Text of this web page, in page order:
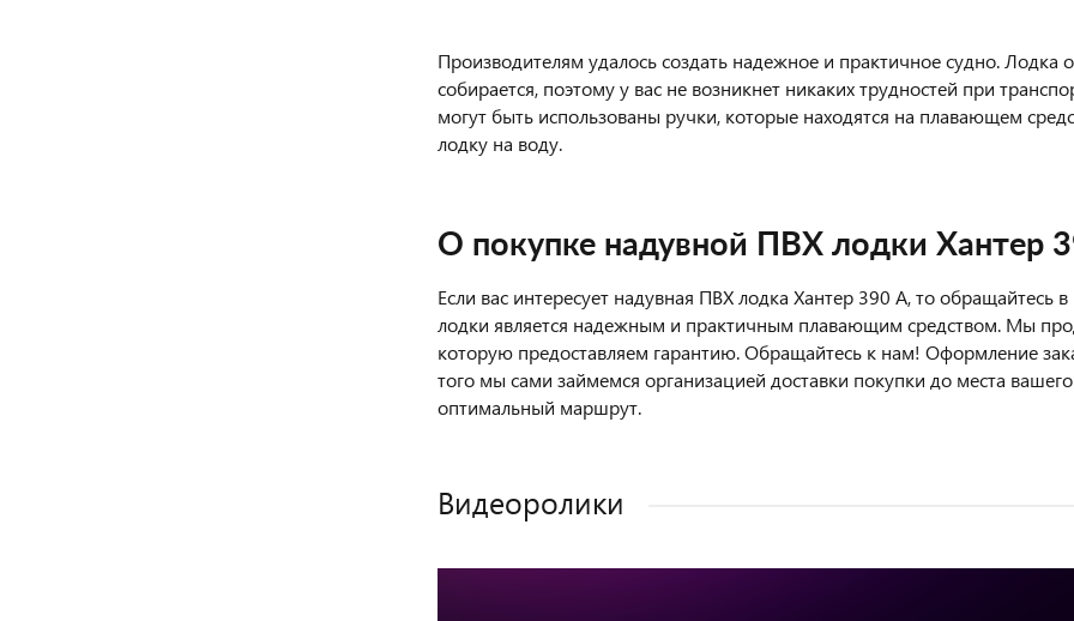
Производителям удалось создать надежное и практичное судно. Лодка
собирается, поэтому у вас не возникнет никаких трудностей при
могут быть использованы ручки, которые находятся на плавающем
лодку на воду.
О покупке надувной ПВХ лодки Хантер
Если вас интересует надувная ПВХ лодка Хантер 390 А, то
лодки является надежным и практичным плавающим средством. Мы
которую предоставляем гарантию. Обращайтесь к нам! Оформление
того мы сами займемся организацией доставки покупки до места
оптимальный маршрут.
Видеоролики